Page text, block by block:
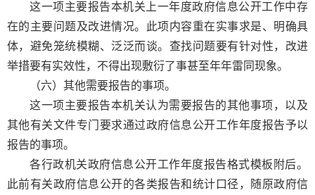
这一项主要报告本机关上一年度政府信息公开工作中存
在的主要问题及改进情况。此项内容重在实事求是、明确具
体，避免笼统模糊、泛泛而谈。查找问题要有针对性，改进
举措要有实效性，不得出现敷衍了事甚至年年雷同现象。
（六）其他需要报告的事项。
这一项主要报告本机关认为需要报告的其他事项，以及
其他有关文件专门要求通过政府信息公开工作年度报告予以
报告的事项。
各行政机关政府信息公开工作年度报告格式模板附后。
此前有关政府信息公开的各类报告和统计口径，随原政府信